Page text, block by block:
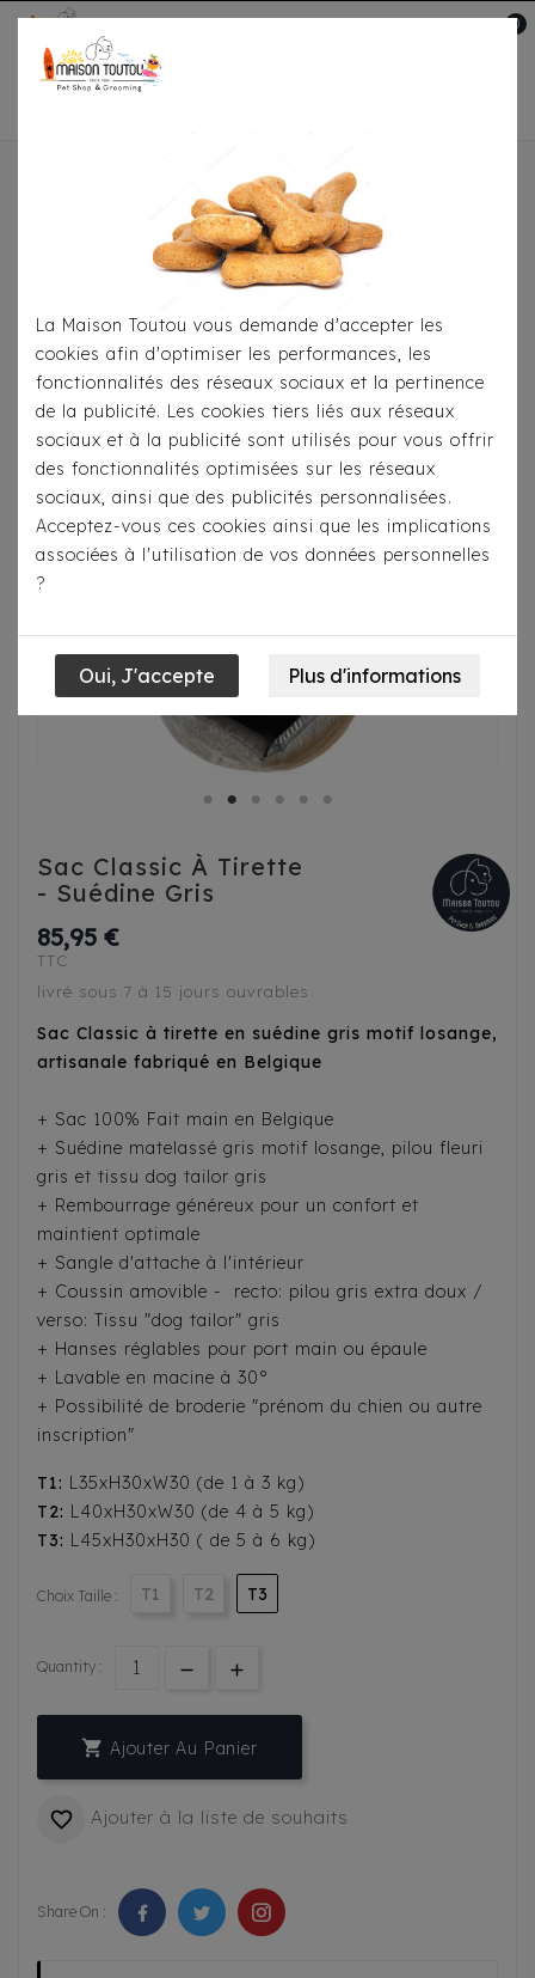
0
Pour Le Transport
Sac Classic À Tirette - Suédine Gris
Sac Classic À Tirette
- Suédine Gris
85,95 €
TTC
livré sous 7 à 15 jours ouvrables
Sac Classic à tirette en suédine gris motif losange,
artisanale fabriqué en Belgique
+ Sac 100% Fait main en Belgique
+ Suédine matelassé gris motif losange, pilou fleuri
gris et tissu dog tailor gris
+ Rembourrage généreux pour un confort et
maintient optimale
+ Sangle d'attache à l'intérieur
+ Coussin amovible - recto: pilou gris extra doux /
verso: Tissu "dog tailor" gris
+ Hanses réglables pour port main ou épaule
+ Lavable en macine à 30°
+ Possibilité de broderie "prénom du chien ou autre
inscription"
T1: L35xH30xW30 (de 1 à 3 kg)
T2: L40xH30xW30 (de 4 à 5 kg)
T3: L45xH30xH30 ( de 5 à 6 kg)
Choix Taille : T1 T2 T3
Quantity :
 Ajouter Au Panier
 Ajouter à la liste de souhaits
Share On :
La Maison Toutou vous demande d'accepter les
cookies afin d'optimiser les performances, les
fonctionnalités des réseaux sociaux et la pertinence
de la publicité. Les cookies tiers liés aux réseaux
sociaux et à la publicité sont utilisés pour vous offrir
des fonctionnalités optimisées sur les réseaux
sociaux, ainsi que des publicités personnalisées.
Acceptez-vous ces cookies ainsi que les implications
associées à l'utilisation de vos données personnelles
?